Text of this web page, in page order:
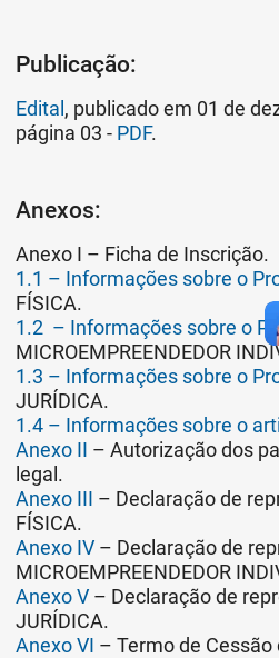
Publicação:
Edital , publicado em 01 de
página 03 - PDF.
Anexos:
Anexo I – Ficha de Inscrição.
1.1 – Informações sobre o
FÍSICA.
1.2 – Informações sobre o
MICROEMPREENDEDOR
1.3 – Informações sobre o
JURÍDICA.
1.4 – Informações sobre o
Anexo II – Autorização dos
legal.
Anexo III – Declaração de
FÍSICA.
Anexo IV – Declaração de
MICROEMPREENDEDOR
Anexo V– Declaração de
JURÍDICA.
Anexo VI – Termo de Cessão